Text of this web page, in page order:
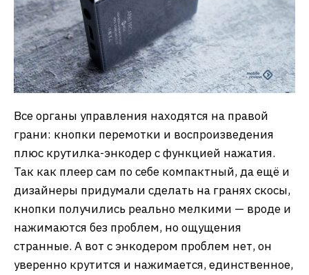
Все органы управления находятся на правой
грани: кнопки перемотки и воспроизведения
плюс крутилка-энкодер с функцией нажатия.
Так как плеер сам по себе компактный, да ещё и
дизайнеры придумали сделать на гранях скосы,
кнопки получились реально мелкими — вроде и
нажимаются без проблем, но ощущения
странные. А вот с энкодером проблем нет, он
уверенно крутится и нажимается, единственное,